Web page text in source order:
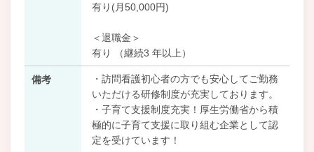
有り(月50,000円)
＜退職金＞
有り （継続3 年以上）
備考
・訪問看護初心者の方でも安心してご勤務
いただける研修制度が充実しております。
・子育て支援制度充実！厚生労働省から積
極的に子育て支援に取り組む企業として認
定を受けています！